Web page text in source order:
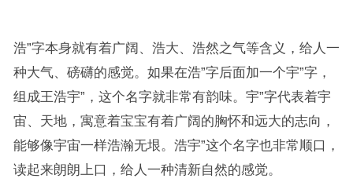
浩”字本身就有着广阔、浩大、浩然之气等含义，给人一
种大气、磅礴的感觉。如果在浩”字后面加一个宇”字，
组成王浩宇”，这个名字就非常有韵味。宇”字代表着宇
宙、天地，寓意着宝宝有着广阔的胸怀和远大的志向，
能够像宇宙一样浩瀚无垠。浩宇”这个名字也非常顺口，
读起来朗朗上口，给人一种清新自然的感觉。